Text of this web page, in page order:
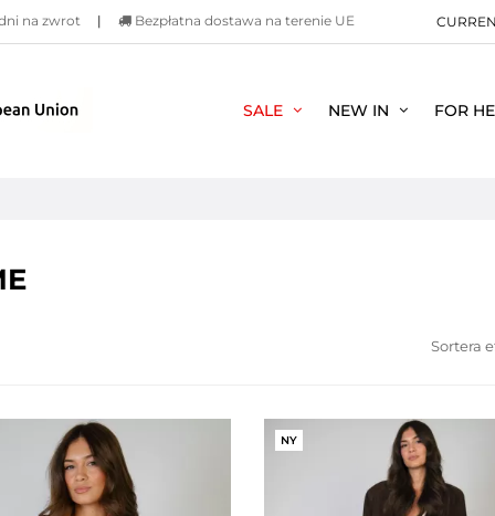
na zwrot | Bezpłatna dostawa na terenie UE
SALE NEW IN FOR
Sortera
NY